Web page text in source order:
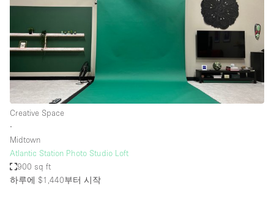
Creative Space
∙
Midtown
Atlantic Station Photo Studio Loft
900 sq ft
하루에 $1,440부터 시작